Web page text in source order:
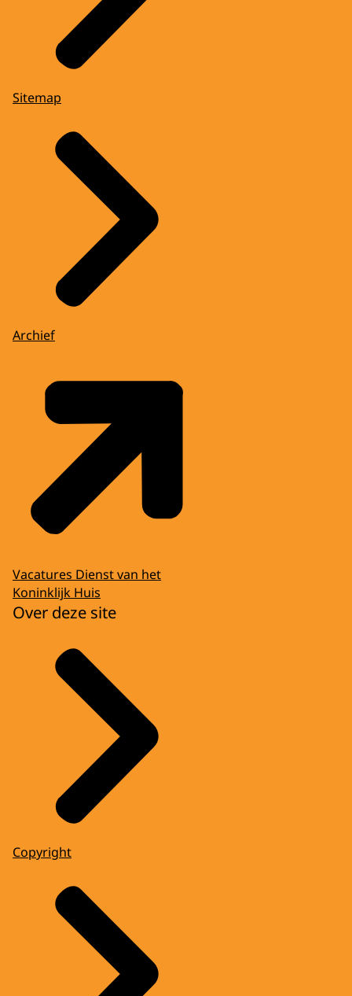
Sitemap
Archief
Vacatures Dienst van het
Koninklijk Huis
Over deze site
Copyright